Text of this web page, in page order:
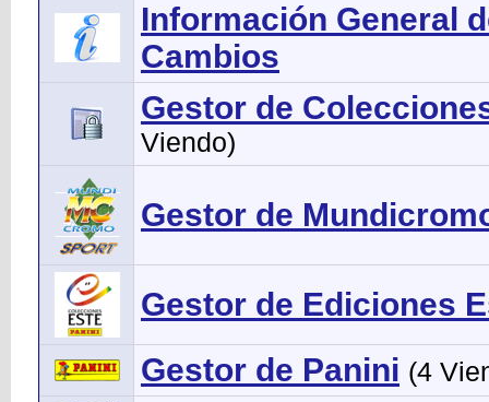
Información General
Cambios
Gestor de
Viendo)
Gestor de
Gestor de Ediciones
Gestor de Panini (4